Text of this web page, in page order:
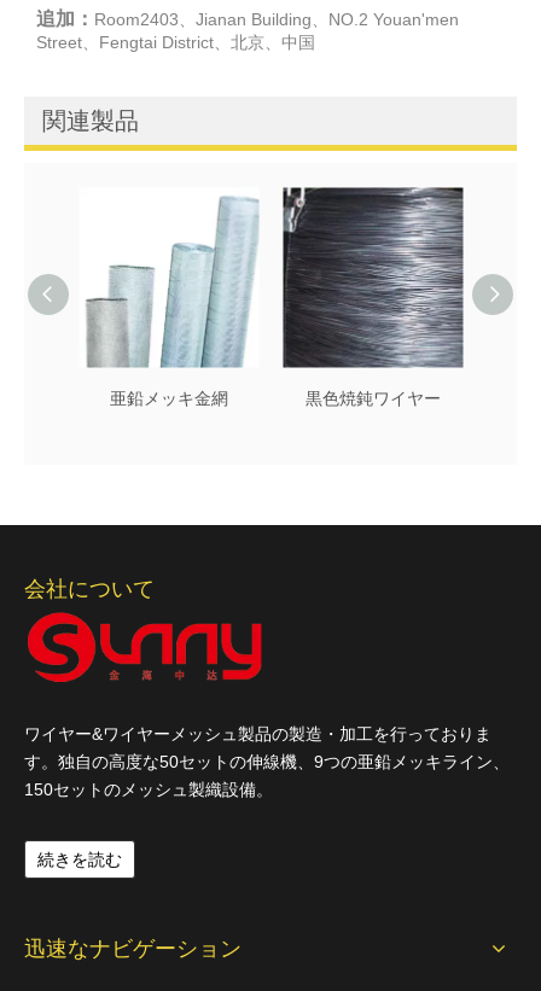
追加： Room2403、Jianan Building、NO.2 Youan'men
Street、Fengtai District、北京、中国
関連製品
亜鉛メッキ金網 黒色焼鈍ワイヤー
会社について
ワイヤー&ワイヤーメッシュ製品の製造・加工を行っておりま
す。独自の高度な50セットの伸線機、9つの亜鉛メッキライン、
150セットのメッシュ製織設備。
続きを読む
迅速なナビゲーション